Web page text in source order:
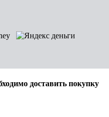
доставить покупку